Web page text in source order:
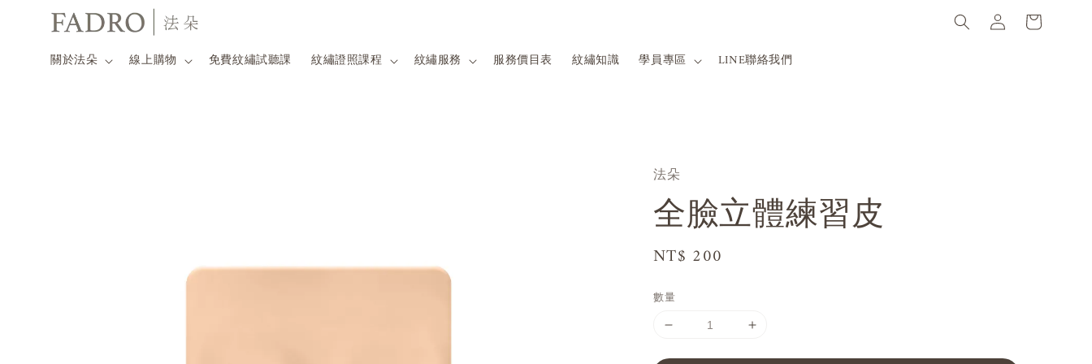
關於法朵 線上購物 免費紋繡試聽課 紋繡證照課程 紋繡服務 服務價目表 紋繡知識 學員專區 LINE聯絡我們
法朵
全臉立體練習皮
Regular
NT$ 200
數量